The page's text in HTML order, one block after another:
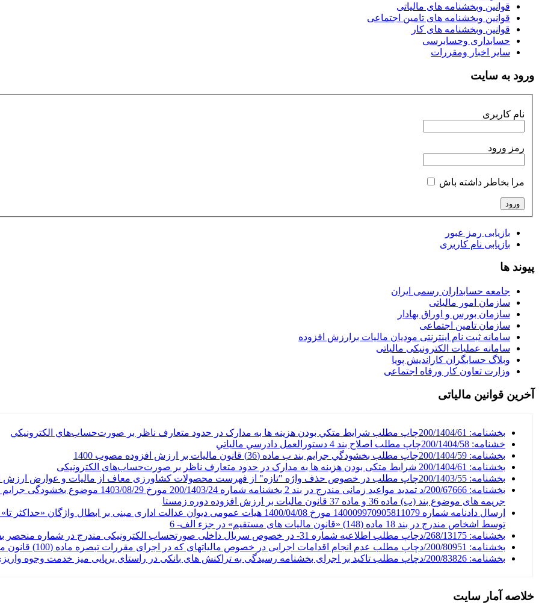
قوانین وبخشنامه های مالیاتی
قوانین وبخشنامه های تامین اجتماعی
قوانین وبخشنامه های کار
حسابداری وحسابرسی
سایر اخبار ومقررات
ورود به سایت
نام کاربری
رمز ورود
مرا بخاطر داشته باش
بازیابی رمز عبور
بازیابی نام کاربری
پیوند ها
جامعه حسابداران رسمی ایران
سازمان امور مالیاتی
سازمان بورس و اوراق بهادار
سازمان تامین اجتماعی
سامانه ثبت نام اینترنتی مودیان مالیات برارزش افزوده
سامانه عملیات الکترونیکی مالیاتی
وبلاگ حسابگران کاراندیش پویا
وزارت تعاون کار ورفاه اجتماعی
آخرین قوانین مالیاتی
بخشنامه: 200/1404/61چاپ مطلب شرايط متکي بودن هزينه ها به مدارک در حدود متعارف ناظر بر صورت‌حساب‌هاي الکترونيکي
خشنامه: 200/1404/58چاپ مطلب اصلاح بند 4 دستورالعمل دادرسي مالياتي
بخشنامه: 200/1404/59چاپ مطلب بخشودگي جرايم بند ب ماده (36) قانون ماليات بر ارزش افزوده مصوب 1400
بخشنامه: 200/1404/61 شرایط متکی بودن هزینه ها به مدارک در حدود متعارف ناظر بر صورت‌حساب‌های الکترونیکی
بخشنامه: 200/1403/55چاپ مطلب در خصوص حذف واژه "تازه" از فهرست‌ محصولات کشاورزی معاف از مالیات و عوارض ارزش افزوده
جریمه های موضوع بند (ب) ماده 36 و ماده 37 قانون مالیات بر ارزش افزوده دوره زمستا
توسط اشخاص مندرج در بند 18 ماده (148) «قانون مالیات های مستقیم» در جزء الف- 6
بخشنامه: 268/13175/دچاپ مطلب اطلاعیه شماره 31- در خصوص سریال داخلی صورتحساب الکترونیکی مندرج در شماره منحصر بفرد مالیاتی مربوط به سال جدید
بخشنامه: 200/80951/دچاپ مطلب عدم انجام اقدامات اجرایی در خصوص مالیاتهای که در اجرای مقررات تبصره ماده (100) قانون مالیاتهای قطعی به هیات 216 ارجاع و هنوز رای صادر نگردیده است
بخشنامه: 200/83826/دچاپ مطلب تاکید بر اجرای بخشنامه رسیدگی به تراکنش های بانکی در راستای برپایی میز خدمت وجوه واریزی به حساب بانکی تجاری POS نمایشگاه اتومبیل
خلاصه آمار سایت